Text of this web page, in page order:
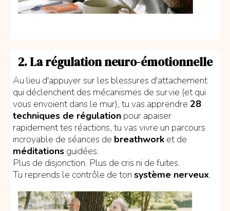
2. La régulation neuro-émotionnelle
Au lieu d'appuyer sur les blessures d'attachement
qui déclenchent des mécanismes de survie (et qui
vous envoient dans le mur), tu vas apprendre 28
techniques de régulation pour apaiser
rapidement tes réactions, tu vas vivre un parcours
incroyable de séances de breathwork et de
méditations guidées.
Plus de disjonction. Plus de cris ni de fuites.
Tu reprends le contrôle de ton système nerveux.